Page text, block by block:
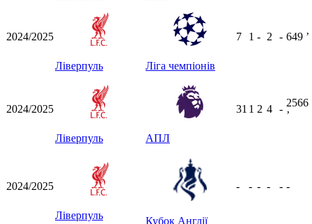
2024/2025
Ліверпуль Ліга чемпіонів
7 1 - 2 - 649 ʼ
2024/2025
Ліверпуль АПЛ
31 1 2 4 -
2566
ʼ
2024/2025
Ліверпуль Кубок Англії
- - - - - -